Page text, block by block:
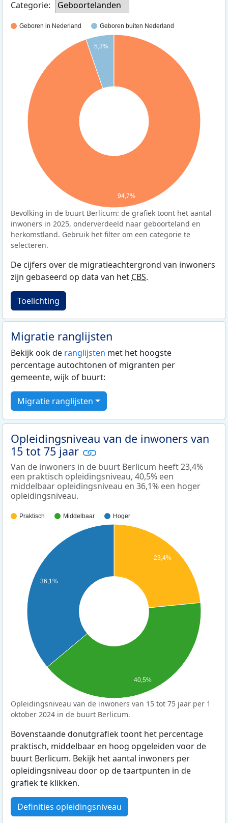
Categorie:
Geboortelanden
Geboren in Nederland Geboren buiten Nederland
5,3%
94,7%
Bevolking in de buurt Berlicum: de grafiek toont het aantal
inwoners in 2025, onderverdeeld naar geboorteland en
herkomstland. Gebruik het filter om een categorie te
selecteren.
De cijfers over de migratieachtergrond van inwoners
zijn gebaseerd op data van het CBS.
Toelichting
Migratie ranglijsten
Bekijk ook de ranglijsten met het hoogste
percentage autochtonen of migranten per
gemeente, wijk of buurt:
Migratie ranglijsten
Opleidingsniveau van de inwoners van
15 tot 75 jaar
Van de inwoners in de buurt Berlicum heeft 23,4%
een praktisch opleidingsniveau, 40,5% een
middelbaar opleidingsniveau en 36,1% een hoger
opleidingsniveau.
Praktisch Middelbaar Hoger
23,4%
36,1%
40,5%
Opleidingsniveau van de inwoners van 15 tot 75 jaar per 1
oktober 2024 in de buurt Berlicum.
Bovenstaande donutgrafiek toont het percentage
praktisch, middelbaar en hoog opgeleiden voor de
buurt Berlicum. Bekijk het aantal inwoners per
opleidingsniveau door op de taartpunten in de
grafiek te klikken.
Definities opleidingsniveau